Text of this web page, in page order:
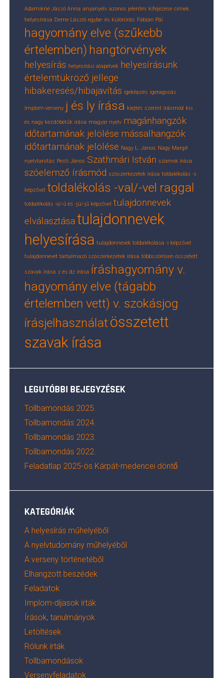
Adamikné Jászó Anna anyanyelv azonos jelentés kifejezése címek
helyesírása Deme László egybe- és különírás Fábián Pál
hagyomány elve (szűkebb
értelemben) hangtörvények
helyesírás helyesírási alapelvek helyesírásunk
értelemtükröző jellege
hibakeresés/hibajavítás igeképzés igeragozás
Implom-verseny j és ly írása kiejtés szerint írásmód kis
és nagy kezdőbetűk írása magyar nyelv magánhangzók
időtartamának jelölése mássalhangzók
időtartamának jelölése Nagy L. János Nagy Margit
nyelvtanítás Pesti János Szathmári István számok írása
szóelemző írásmód szószerkezetek írása toldalékolás -s
képzővel toldalékolás -val/-vel raggal
toldalékolás -ú/-ű és -jú/-jű képzővel tulajdonnevek
elválasztásatulajdonnevek
helyesírása tulajdonnevek toldalékolása -i képzővel
tulajdonnevet tartalmazó szószerkezetek írása többszörösen összetett
szavak írása z és dz írása íráshagyomány v.
hagyomány elve (tágabb
értelemben vett) v. szokásjog
írásjelhasználatösszetett
szavak írása
LEGUTÓBBI BEJEGYZÉSEK
Tollbamondás 2025.
Tollbamondás 2024.
Tollbamondás 2023.
Tollbamondás 2022.
Feladatlap 2025-ös Kárpát-medencei döntő
KATEGÓRIÁK
A helyesírás műhelyéből
A nyelvtudomány műhelyéből
A verseny történetéből
Elhangzott beszédek
Feladatok
Implom-díjasok írták
Írások, tanulmányok
Letöltések
Rólunk írták
Tollbamondások
Versenyfeladatok